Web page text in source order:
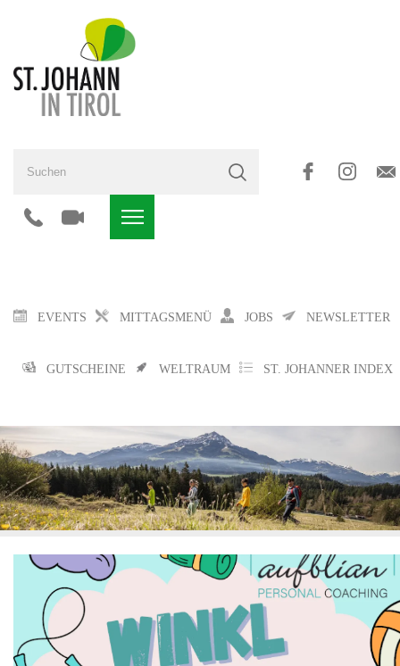
EVENTS MITTAGSMENÜ JOBS NEWSLETTER
GUTSCHEINE WELTRAUM ST. JOHANNER INDEX